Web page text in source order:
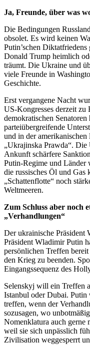
Ja, Freunde, über was
Die Bedingungen
obsolet. Es wird keinen
Putin’schen
Donald Trump heimlich
träumt. Die Ukraine und
viele Freunde in
Geschichte.
Erst vergangene Nacht
US-Kongresses derzeit
demokratischen
parteiübergreifende
und in der
„Ukrajinska Prawda“.
Ankunft schärfere
Putin-Regime und Länder
die russisches Öl und Gas
„Schattenflotte“ noch
Weltmeeren.
Zum Schluss aber noch
„Verhandlungen“
Der ukrainische Präsident
Präsident Wladimir Putin
persönlichen Treffen
den Krieg zu beenden.
Eingangssequenz des
Selenskyj will ein Treffen
Istanbul oder Dubai. Putin
treffen, wenn der
sozusagen, wo
Nomenklatura auch gerne
weil sie sich unpässlich
Zivilisation weggesperrt